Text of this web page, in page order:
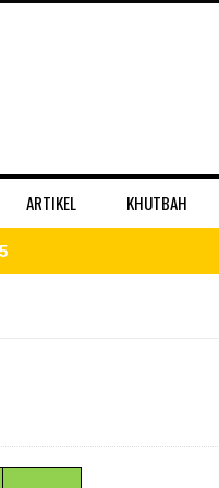
ARTIKEL KHUTBAH